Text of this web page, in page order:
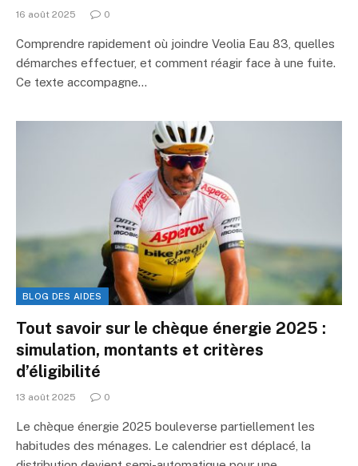
16 août 2025 0
Comprendre rapidement où joindre Veolia Eau 83, quelles
démarches effectuer, et comment réagir face à une fuite.
Ce texte accompagne…
BLOG DES AIDES
Tout savoir sur le chèque énergie 2025 :
simulation, montants et critères
d’éligibilité
13 août 2025 0
Le chèque énergie 2025 bouleverse partiellement les
habitudes des ménages. Le calendrier est déplacé, la